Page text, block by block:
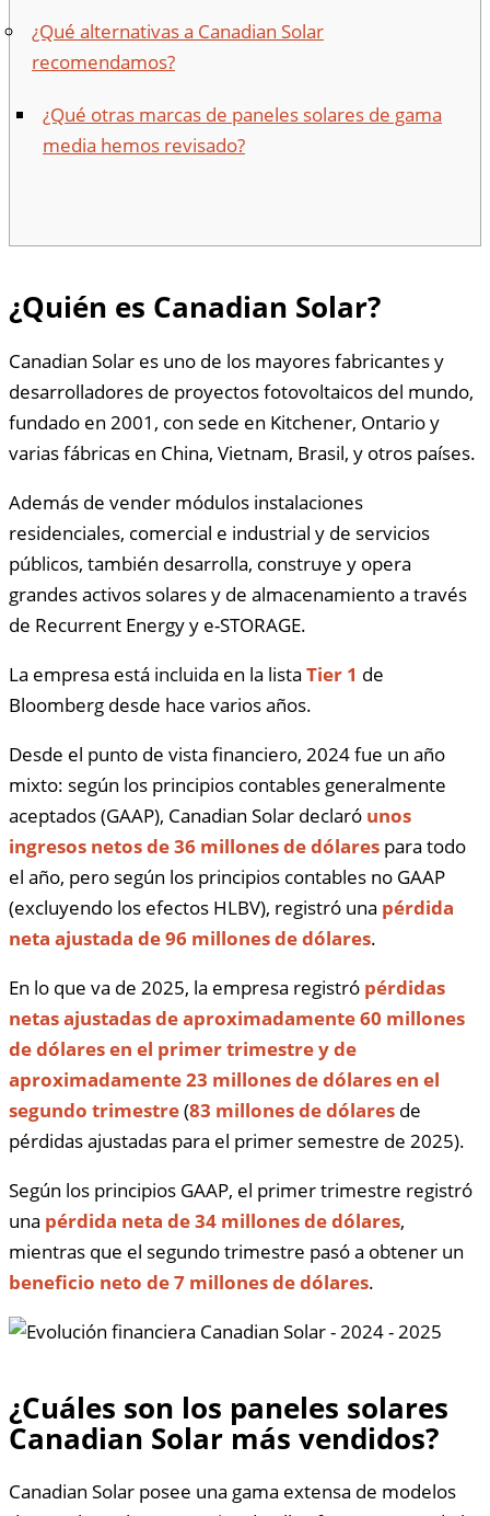
¿Qué alternativas a Canadian Solar
recomendamos?
¿Qué otras marcas de paneles solares de gama
media hemos revisado?
¿Quién es Canadian Solar?
Canadian Solar es uno de los mayores fabricantes y
desarrolladores de proyectos fotovoltaicos del mundo,
fundado en 2001, con sede en Kitchener, Ontario y
varias fábricas en China, Vietnam, Brasil, y otros países.
Además de vender módulos instalaciones
residenciales, comercial e industrial y de servicios
públicos, también desarrolla, construye y opera
grandes activos solares y de almacenamiento a través
de Recurrent Energy y e-STORAGE.
La empresa está incluida en la lista Tier 1 de
Bloomberg desde hace varios años.
Desde el punto de vista financiero, 2024 fue un año
mixto: según los principios contables generalmente
aceptados (GAAP), Canadian Solar declaró unos
ingresos netos de 36 millones de dólares para todo
el año, pero según los principios contables no GAAP
(excluyendo los efectos HLBV), registró una pérdida
neta ajustada de 96 millones de dólares.
En lo que va de 2025, la empresa registró pérdidas
netas ajustadas de aproximadamente 60 millones
de dólares en el primer trimestre y de
aproximadamente 23 millones de dólares en el
segundo trimestre(83 millones de dólares de
pérdidas ajustadas para el primer semestre de 2025).
Según los principios GAAP, el primer trimestre registró
una pérdida neta de 34 millones de dólares,
mientras que el segundo trimestre pasó a obtener un
beneficio neto de 7 millones de dólares.
¿Cuáles son los paneles solares
Canadian Solar más vendidos?
Canadian Solar posee una gama extensa de modelos